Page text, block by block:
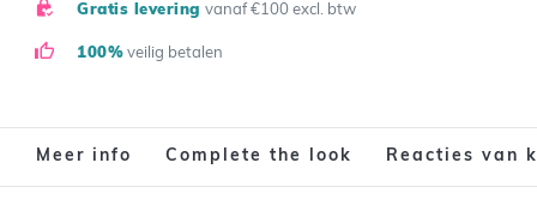
Gratis levering vanaf €100 excl. btw
100% veilig betalen
Meer info Complete the look Reacties van